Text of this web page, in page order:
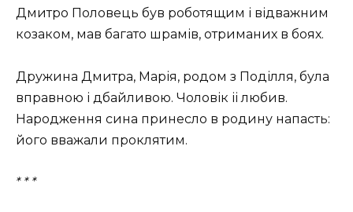
Дмитро Половець був роботящим і відважним
козаком, мав багато шрамів, отриманих в боях.
Дружина Дмитра, Марія, родом з Поділля, була
вправною і дбайливою. Чоловік іі любив.
Народження сина принесло в родину напасть:
його вважали проклятим.
* * *